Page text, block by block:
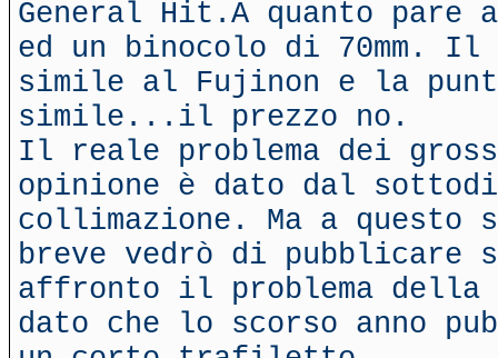
General Hit.A quanto pare
ed un binocolo di 70mm.
simile al Fujinon e la
simile...il prezzo no.
Il reale problema dei
opinione è dato dal
collimazione. Ma a questo
breve vedrò di pubblicare
affronto il problema
dato che lo scorso anno